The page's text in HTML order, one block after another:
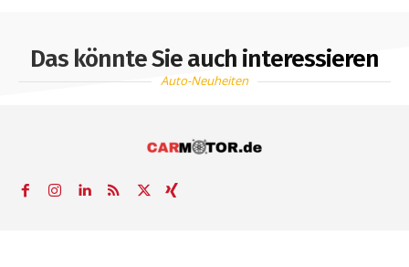
Das könnte Sie auch interessieren
Auto-Neuheiten